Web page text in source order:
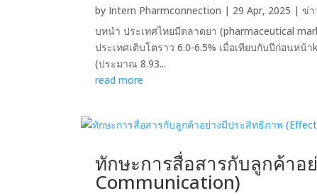
by Intern Pharmconnection | 29 Apr, 2025 |ข่า
บทนำ ประเทศไทยมีตลาดยา (pharmaceutical
ประเทศเติบโตราว 6.0-6.5% เมื่อเทียบกับปีก่อนห
(ประมาณ 8.93...
read more
ทักษะการสื่อสารกับลูกค้าอ
Communication)